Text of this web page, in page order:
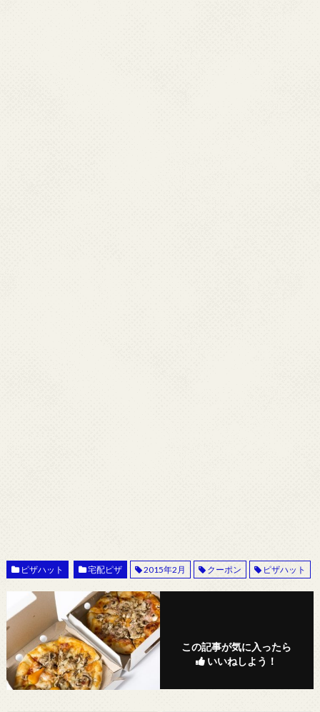
ピザハット 宅配ピザ 2015年2月 クーポン ピザハット
この記事が気に入ったら
いいねしよう！